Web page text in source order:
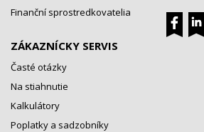
Finanční sprostredkovatelia
ZÁKAZNÍCKY SERVIS
Časté otázky
Na stiahnutie
Kalkulátory
Poplatky a sadzobníky